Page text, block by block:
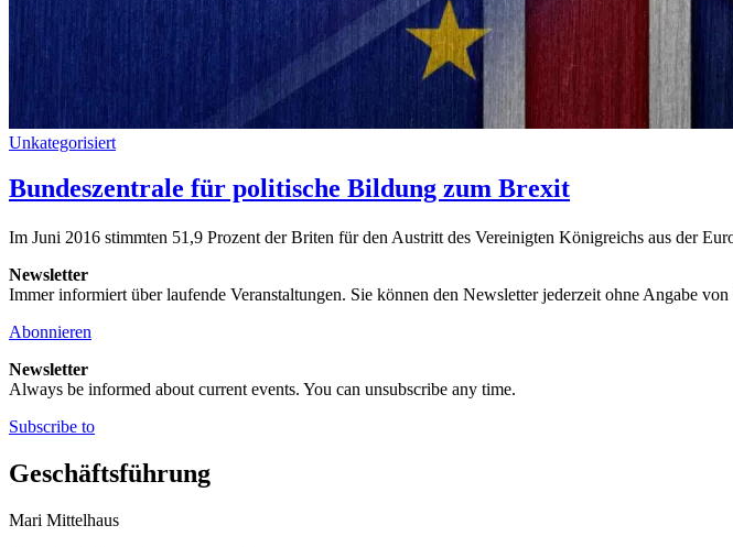
Unkategorisiert
Bundeszentrale für politische Bildung zum Brexit
Im Juni 2016 stimmten 51,9 Prozent der Briten für den Austritt des Vereinigten Königreichs aus der
Newsletter
Immer informiert über laufende Veranstaltungen. Sie können den Newsletter jederzeit ohne Angabe
Abonnieren
Newsletter
Always be informed about current events. You can unsubscribe any time.
Subscribe to
Geschäftsführung
Mari Mittelhaus